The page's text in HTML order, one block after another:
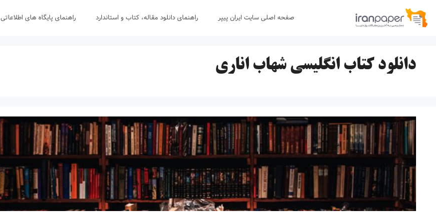
پرش
صفحه اصلی سایت ایران پیپر راهنمای دانلود مقاله، کتاب و استاندارد راهنمای پایگاه های اطلاعاتی
دانلود کتاب انگلیسی شهاب اناری